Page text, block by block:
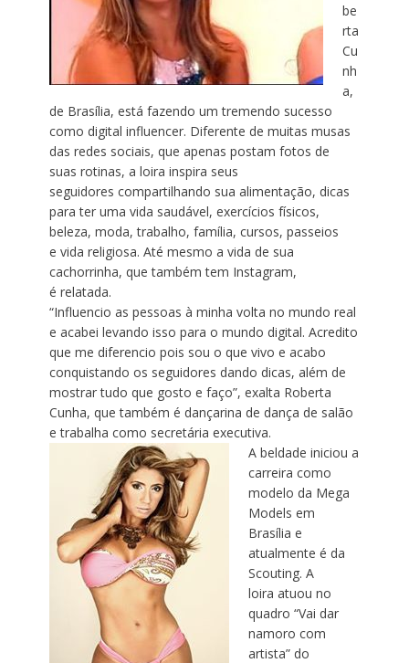
be
rta
Cu
nh
a,
de Brasília, está fazendo um tremendo sucesso
como digital influencer. Diferente de muitas musas
das redes sociais, que apenas postam fotos de
suas rotinas, a loira inspira seus
seguidores compartilhando sua alimentação, dicas
para ter uma vida saudável, exercícios físicos,
beleza, moda, trabalho, família, cursos, passeios
e vida religiosa. Até mesmo a vida de sua
cachorrinha, que também tem Instagram,
é relatada.
“Influencio as pessoas à minha volta no mundo real
e acabei levando isso para o mundo digital. Acredito
que me diferencio pois sou o que vivo e acabo
conquistando os seguidores dando dicas, além de
mostrar tudo que gosto e faço”, exalta Roberta
Cunha, que também é dançarina de dança de salão
e trabalha como secretária executiva.
A beldade iniciou a
carreira como
modelo da Mega
Models em
Brasília e
atualmente é da
Scouting. A
loira atuou no
quadro “Vai dar
namoro com
artista” do